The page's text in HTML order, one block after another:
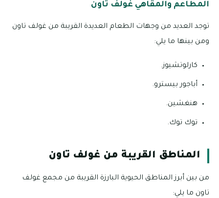
المطاعم والمقاهي غولف تاون
توجد العديد من وجهات الطعام العديدة القريبة من غولف تاون
ومن بينها ما يلي:
كارلوتشيوز.
أباجور بيسترو.
هنغشين.
توك توك.
المناطق القريبة من غولف تاون
من بين أبرز المناطق الحيوية البارزة القريبة من مجمع غولف
تاون ما يلي: